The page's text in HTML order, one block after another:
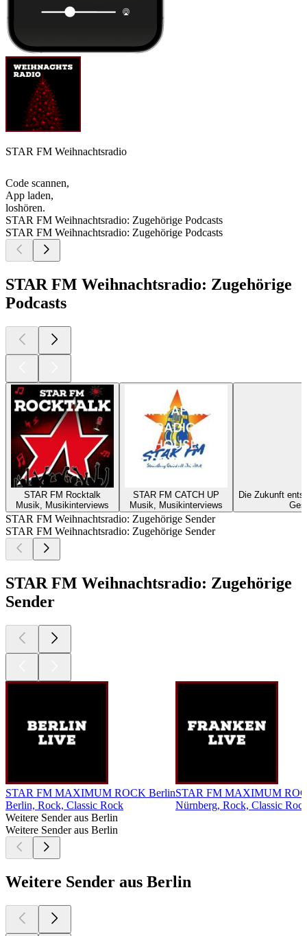
STAR FM Weihnachtsradio
Code scannen,
App laden,
loshören.
STAR FM Weihnachtsradio: Zugehörige Podcasts
STAR FM Weihnachtsradio: Zugehörige Podcasts
STAR FM Weihnachtsradio: Zugehörige
Podcasts
STAR FM Rocktalk
Musik, Musikinterviews
STAR FM CATCH UP
Musik, Musikinterviews
Die Zukunft
STAR FM Weihnachtsradio: Zugehörige Sender
STAR FM Weihnachtsradio: Zugehörige Sender
STAR FM Weihnachtsradio: Zugehörige
Sender
STAR FM MAXIMUM ROCK Berlin
Berlin, Rock, Classic Rock
STAR FM MAXIMUM
Nürnberg, Rock, Classic
Weitere Sender aus Berlin
Weitere Sender aus Berlin
Weitere Sender aus Berlin